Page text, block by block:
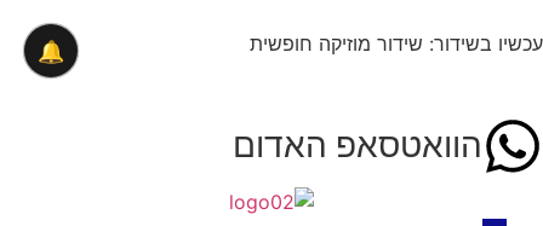
עכשיו בשידור: שידור מוזיקה חופשית
הוואטסאפ האדום
🔔